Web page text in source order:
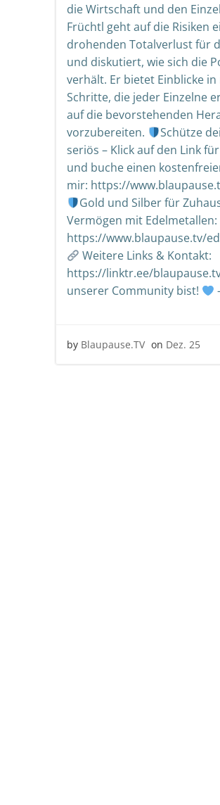
die Wirtschaft und den
Früchtl geht auf die Risiken
drohenden Totalverlust für
und diskutiert, wie sich die
verhält. Er bietet Einblicke
Schritte, die jeder Einzelne
auf die bevorstehenden
vorzubereiten.
Schütze
seriös – Klick auf den Link
und buche einen
mir: https://
Gold und Silber für
Vermögen mit Edelmetallen:
https://www.blaupause.tv/
Weitere Links & Kontakt:
https://linktr.ee/
unserer Community bist!
by Blaupause.TV on Dez. 25